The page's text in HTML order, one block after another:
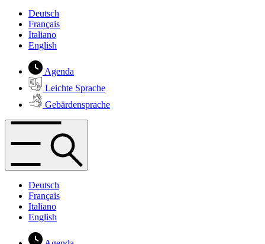
Deutsch
Français
Italiano
English
Agenda
Leichte Sprache
Gebärdensprache
Deutsch
Français
Italiano
English